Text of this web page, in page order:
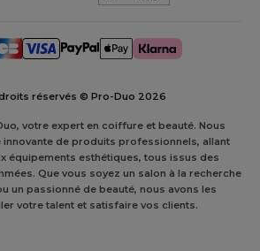
réservés © Pro-Duo 2026
votre expert en coiffure et beauté. Nous
de produits professionnels, allant
équipements esthétiques, tous issus des
Que vous soyez un salon à la recherche
un passionné de beauté, nous avons les
votre talent et satisfaire vos clients.